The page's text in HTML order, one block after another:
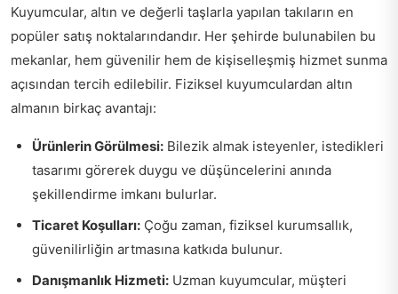
Kuyumcular, altın ve değerli taşlarla yapılan takıların en
popüler satış noktalarındandır. Her şehirde bulunabilen bu
mekanlar, hem güvenilir hem de kişiselleşmiş hizmet sunma
açısından tercih edilebilir. Fiziksel kuyumculardan altın
almanın birkaç avantajı:
Ürünlerin Görülmesi: Bilezik almak isteyenler, istedikleri
tasarımı görerek duygu ve düşüncelerini anında
şekillendirme imkanı bulurlar.
Ticaret Koşulları: Çoğu zaman, fiziksel kurumsallık,
güvenilirliğin artmasına katkıda bulunur.
Danışmanlık Hizmeti: Uzman kuyumcular, müşteri